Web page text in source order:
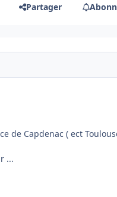
Partager
de Capdenac ( ect
...